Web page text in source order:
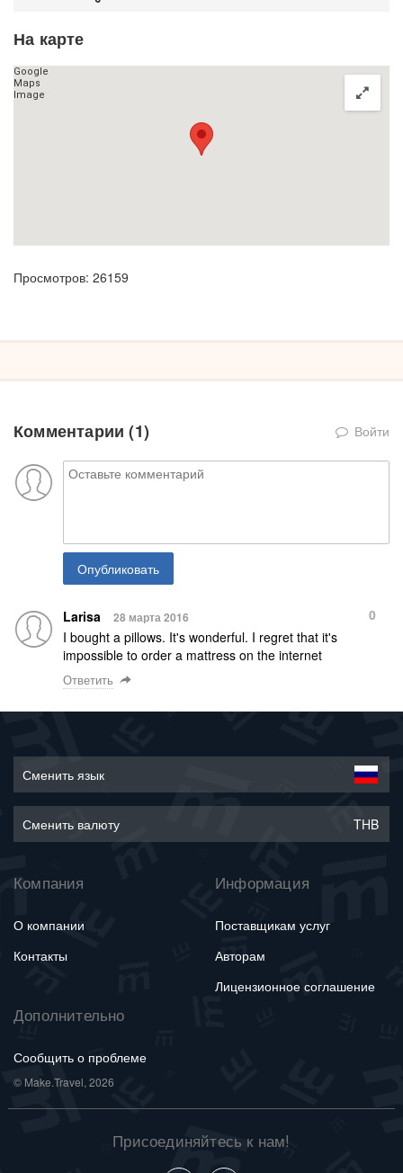
На карте
Просмотров: 26159
Комментарии (1) Войти
Опубликовать
Larisa 28 марта 2016
I bought a pillows. It's wonderful. I regret that it's
impossible to order a mattress on the internet
0
Ответить
Сменить язык
Сменить валюту THB
Компания
О компании
Контакты
Информация
Поставщикам услуг
Авторам
Лицензионное соглашение
Дополнительно
Сообщить о проблеме
© Make.Travel, 2026
Присоединяйтесь к нам!